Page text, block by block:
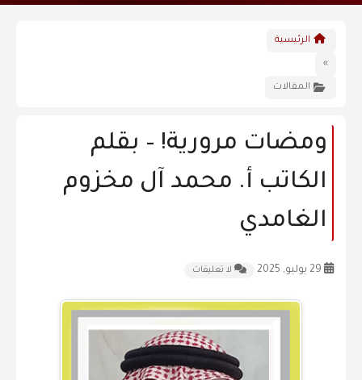
نبذة عن النماص
الرؤية و الرسالة
الاخبار
الرئيسية
»
المقالات
ومضات مرورية! – بقلم
الكاتب أ. محمد آل مخزوم
الغامدي
لا تعليقات